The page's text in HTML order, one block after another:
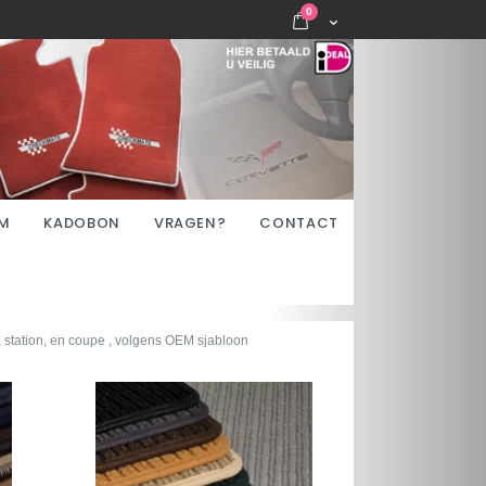
Cart
0 items
KADOBON VRAGEN? CONTACT
en coupe , volgens OEM sjabloon